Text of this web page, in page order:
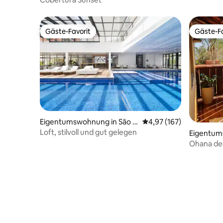
Gäste-Favorit
Gäste-Favorit
Eigentumswohnung in São P
aulo
Durchschnittliche
4,97 (167)
Loft, stilvoll und gut gelegen
Gäste-
Gäste-
omé das
Ohana